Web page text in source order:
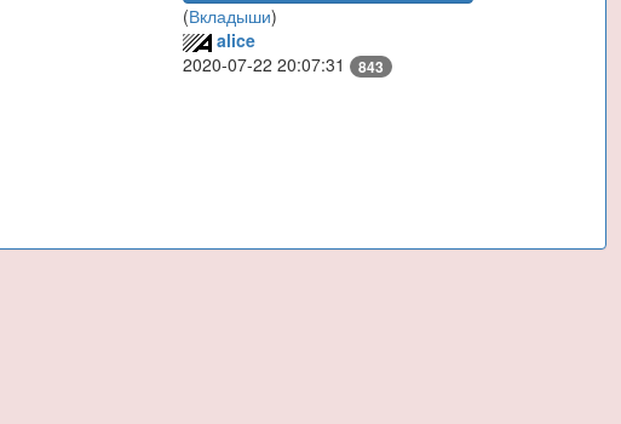
(Вкладыши)
alice
2020-07-22 20:07:31
843